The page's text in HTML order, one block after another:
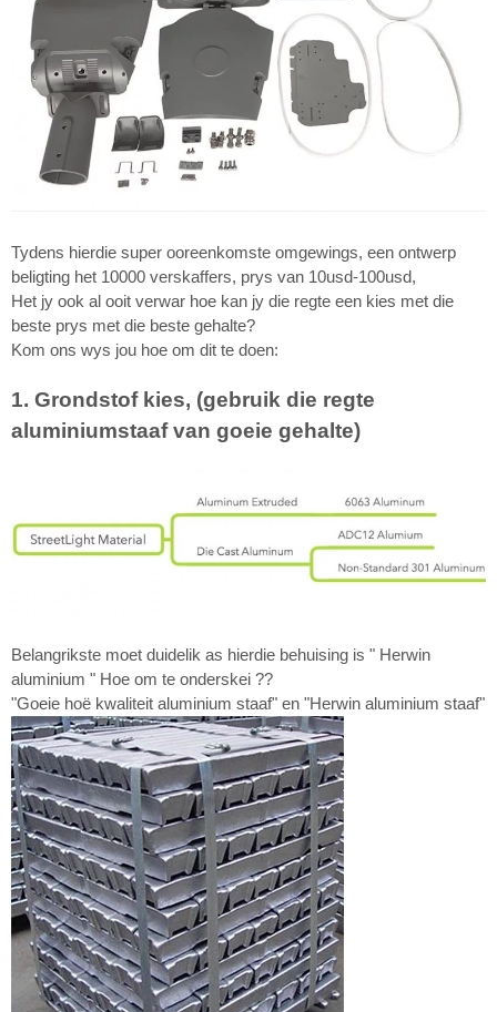
Tydens hierdie super ooreenkomste omgewings, een ontwerp
beligting het 10000 verskaffers, prys van 10usd-100usd,
Het jy ook al ooit verwar hoe kan jy die regte een kies met die
beste prys met die beste gehalte?
Kom ons wys jou hoe om dit te doen:
1. Grondstof kies, (gebruik die regte
aluminiumstaaf van goeie gehalte)
Belangrikste moet duidelik as hierdie behuising is " Herwin
aluminium " Hoe om te onderskei ??
"Goeie hoë kwaliteit aluminium staaf" en "Herwin aluminium staaf"